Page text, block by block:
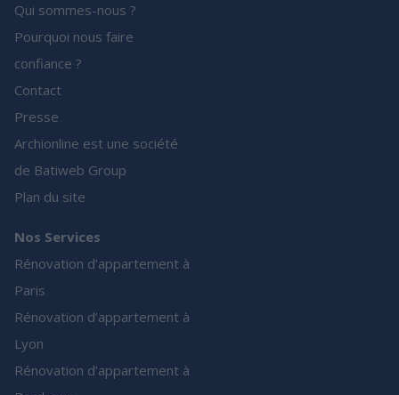
Qui sommes-nous ?
Pourquoi nous faire
confiance ?
Contact
Presse
Archionline est une société
de Batiweb Group
Plan du site
Nos Services
Rénovation d’appartement à
Paris
Rénovation d’appartement à
Lyon
Rénovation d’appartement à